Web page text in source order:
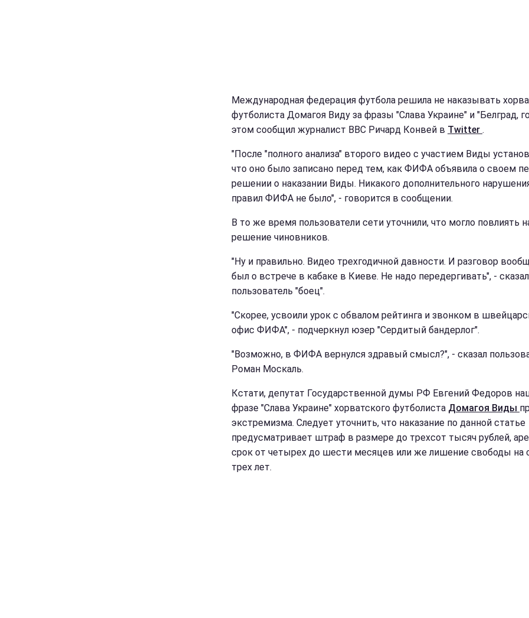
Международная федерация футбола решила не наказывать
футболиста Домагоя Виду за фразы "Слава Украине" и "Белград,
этом сообщил журналист BBC Ричард Конвей в Twitter .
"После "полного анализа" второго видео с участием Виды
что оно было записано перед тем, как ФИФА объявила о своем
решении о наказании Виды. Никакого дополнительного
правил ФИФА не было", - говорится в сообщении.
В то же время пользователи сети уточнили, что могло повлиять
решение чиновников.
"Ну и правильно. Видео трехгодичной давности. И разговор
был о встрече в кабаке в Киеве. Не надо передергивать", - сказал
пользователь "боец".
"Скорее, усвоили урок с обвалом рейтинга и звонком в
офис ФИФА", - подчеркнул юзер "Сердитый бандерлог".
"Возможно, в ФИФА вернулся здравый смысл?", - сказал
Роман Москаль.
Кстати, депутат Государственной думы РФ Евгений Федоров
фразе "Слава Украине" хорватского футболиста Домагоя Виды
экстремизма. Следует уточнить, что наказание по данной статье
предусматривает штраф в размере до трехсот тысяч рублей,
срок от четырех до шести месяцев или же лишение свободы на
трех лет.